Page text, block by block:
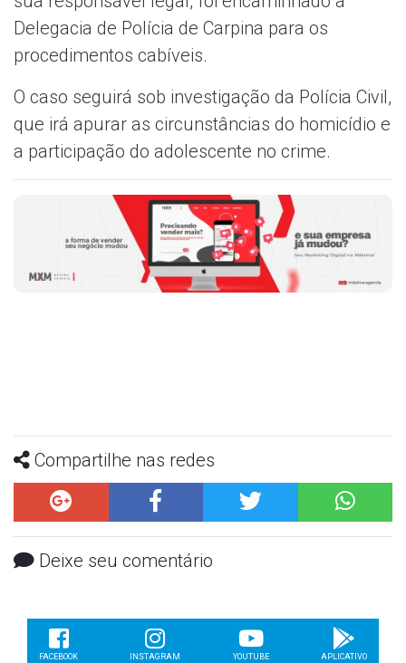
Delegacia de Polícia de Carpina para os
procedimentos cabíveis.
O caso seguirá sob investigação da Polícia Civil,
que irá apurar as circunstâncias do homicídio e
a participação do adolescente no crime.
Compartilhe nas redes
Deixe seu comentário
FACEBOOK INSTAGRAM YOUTUBE APLICATIVO